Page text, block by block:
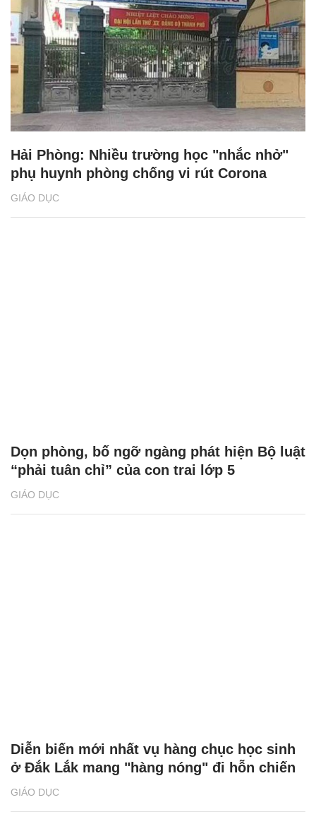
GIÁO DỤC
Hải Phòng: Nhiều trường học "nhắc nhở"
phụ huynh phòng chống vi rút Corona
GIÁO DỤC
Dọn phòng, bố ngỡ ngàng phát hiện Bộ luật
“phải tuân chỉ” của con trai lớp 5
GIÁO DỤC
Diễn biến mới nhất vụ hàng chục học sinh
ở Đắk Lắk mang "hàng nóng" đi hỗn chiến